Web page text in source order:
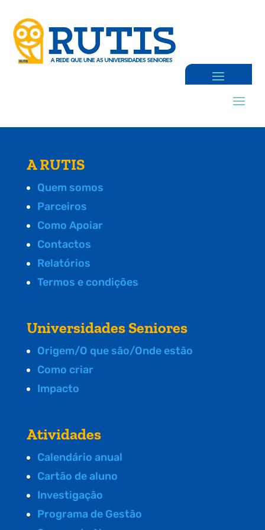
A RUTIS
Quem somos
Parceiros
Como Apoiar
Contactos
Relatórios
Termos e condições
Universidades Seniores
Origem/O que são/Onde estão
Como criar
Impacto
Atividades
Calendário anual
Cartão de aluno
Investigação
Programa de Gestão